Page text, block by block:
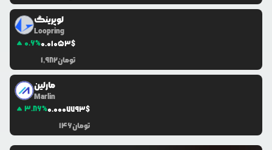
لوپرینگ
Loopring
0.6%0.01053$
1,982تومان
مارلین
Marlin
3.86%0.0007793$
146تومان